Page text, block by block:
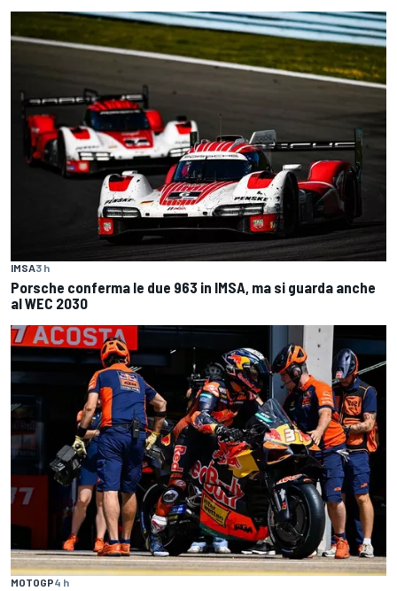
IMSA3 h
Porsche conferma le due 963 in IMSA, ma si guarda anche
al WEC 2030
MOTOGP4 h